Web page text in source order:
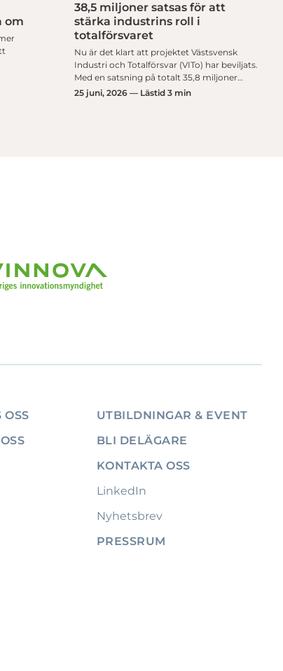
om
38,5 miljoner satsas för att
stärka industrins roll i
totalförsvaret
Nu är det klart att projektet Västsvensk
Industri och Totalförsvar (VITo) har beviljats.
Med en satsning på totalt 35,8 miljoner…
25 juni, 2026 — Lästid 3 min
OSS
UTBILDNINGAR & EVENT
BLI DELÄGARE
KONTAKTA OSS
LinkedIn
Nyhetsbrev
PRESSRUM